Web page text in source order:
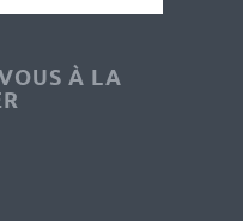
À LA